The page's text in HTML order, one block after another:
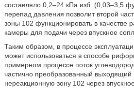
составляло 0,2–24 кПа изб. (0,03–3,5
перепад давления позволит второй
зоны 102 функционировать в качестве
камеры для подачи через впускное
Таким образом, в процессе
может использоваться в способе
примерном процессе поток
частично преобразованный выходящий
нереакционную зону 102 через